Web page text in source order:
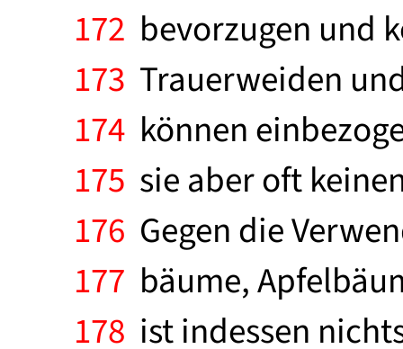
172 bevorzugen und
173 Trauerweiden
174 können
175 sie aber oft
176 Gegen die
177 bäume,
178 ist indessen